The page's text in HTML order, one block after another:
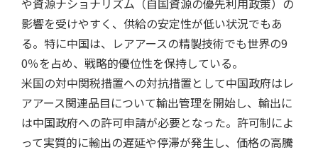
や資源ナショナリズム（自国資源の優先利用政策）の
影響を受けやすく、供給の安定性が低い状況でもあ
る。特に中国は、レアアースの精製技術でも世界の9
0％を占め、戦略的優位性を保持している。
米国の対中関税措置への対抗措置として中国政府はレ
アアース関連品目について輸出管理を開始し、輸出に
は中国政府への許可申請が必要となった。許可制によ
って実質的に輸出の遅延や停滞が発生し、価格の高騰